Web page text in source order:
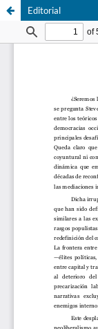
Editorial